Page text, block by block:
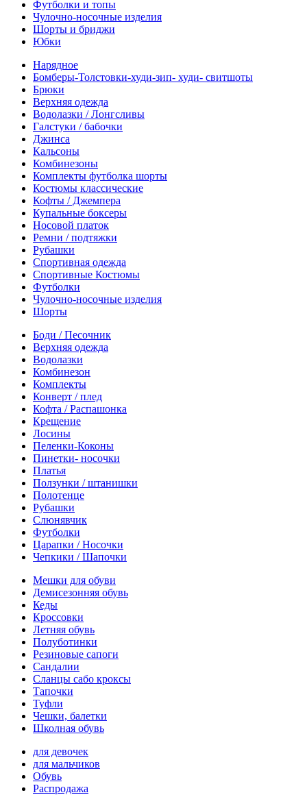
Футболки и топы
Чулочно-носочные изделия
Шорты и бриджи
Юбки
Нарядное
Бомберы-Толстовки-худи-зип- худи- свитшоты
Брюки
Верхняя одежда
Водолазки / Лонгсливы
Галстуки / бабочки
Джинса
Кальсоны
Комбинезоны
Комплекты футболка шорты
Костюмы классические
Кофты / Джемпера
Купальные боксеры
Носовой платок
Ремни / подтяжки
Рубашки
Спортивная одежда
Спортивные Костюмы
Футболки
Чулочно-носочные изделия
Шорты
Боди / Песочник
Верхняя одежда
Водолазки
Комбинезон
Комплекты
Конверт / плед
Кофта / Распашонка
Крещение
Лосины
Пеленки-Коконы
Пинетки- носочки
Платья
Ползунки / штанишки
Полотенце
Рубашки
Слюнявчик
Футболки
Царапки / Носочки
Чепкики / Шапочки
Мешки для обуви
Демисезонняя обувь
Кеды
Кроссовки
Летняя обувь
Полуботинки
Резиновые сапоги
Сандалии
Сланцы сабо кроксы
Тапочки
Туфли
Чешки, балетки
Школная обувь
для девочек
для мальчиков
Обувь
Распродажа